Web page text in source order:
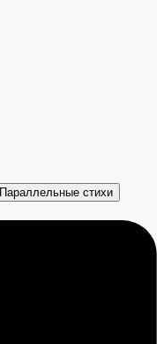
Параллельные стихи